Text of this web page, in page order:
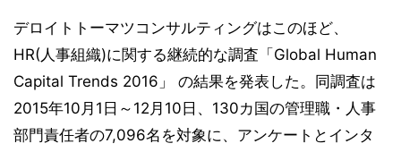
デロイトトーマツコンサルティングはこのほど、
HR(人事組織)に関する継続的な調査「Global Human
Capital Trends 2016」 の結果を発表した。同調査は
2015年10月1日～12月10日、130カ国の管理職・人事
部門責任者の7,096名を対象に、アンケートとインタ